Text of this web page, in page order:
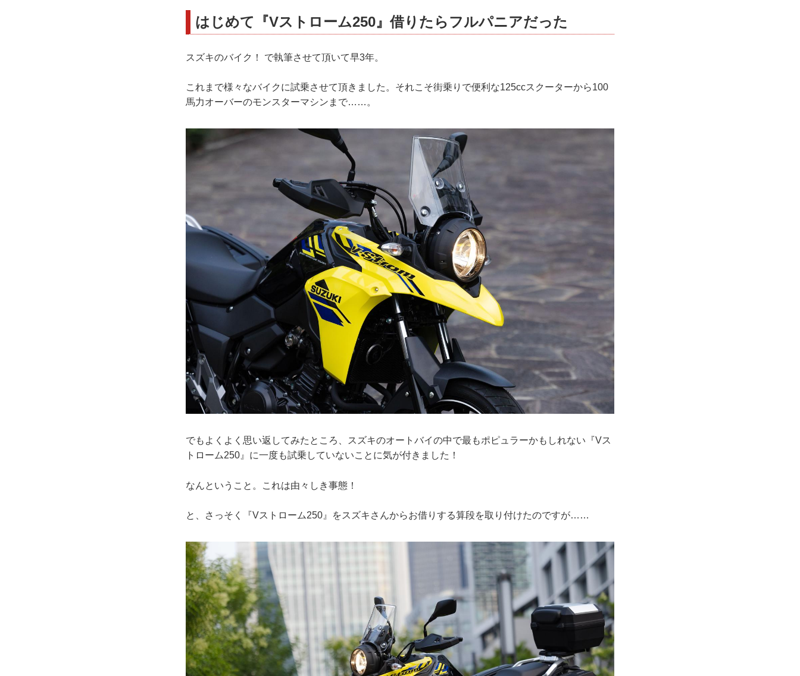
はじめて『Vストローム250』借りたらフルパニアだった
スズキのバイク！ で執筆させて頂いて早3年。
これまで様々なバイクに試乗させて頂きました。それこそ街乗りで便利な125ccスクーターから100
馬力オーバーのモンスターマシンまで……。
でもよくよく思い返してみたところ、スズキのオートバイの中で最もポピュラーかもしれない『Vス
トローム250』に一度も試乗していないことに気が付きました！
なんということ。これは由々しき事態！
と、さっそく『Vストローム250』をスズキさんからお借りする算段を取り付けたのですが……